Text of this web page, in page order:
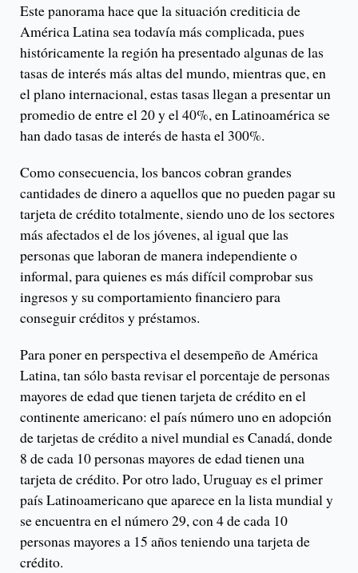
Este panorama hace que la situación crediticia de
América Latina sea todavía más complicada, pues
históricamente la región ha presentado algunas de las
tasas de interés más altas del mundo, mientras que, en
el plano internacional, estas tasas llegan a presentar un
promedio de entre el 20 y el 40%, en Latinoamérica se
han dado tasas de interés de hasta el 300%.
Como consecuencia, los bancos cobran grandes
cantidades de dinero a aquellos que no pueden pagar su
tarjeta de crédito totalmente, siendo uno de los sectores
más afectados el de los jóvenes, al igual que las
personas que laboran de manera independiente o
informal, para quienes es más difícil comprobar sus
ingresos y su comportamiento financiero para
conseguir créditos y préstamos.
Para poner en perspectiva el desempeño de América
Latina, tan sólo basta revisar el porcentaje de personas
mayores de edad que tienen tarjeta de crédito en el
continente americano: el país número uno en adopción
de tarjetas de crédito a nivel mundial es Canadá, donde
8 de cada 10 personas mayores de edad tienen una
tarjeta de crédito. Por otro lado, Uruguay es el primer
país Latinoamericano que aparece en la lista mundial y
se encuentra en el número 29, con 4 de cada 10
personas mayores a 15 años teniendo una tarjeta de
crédito.